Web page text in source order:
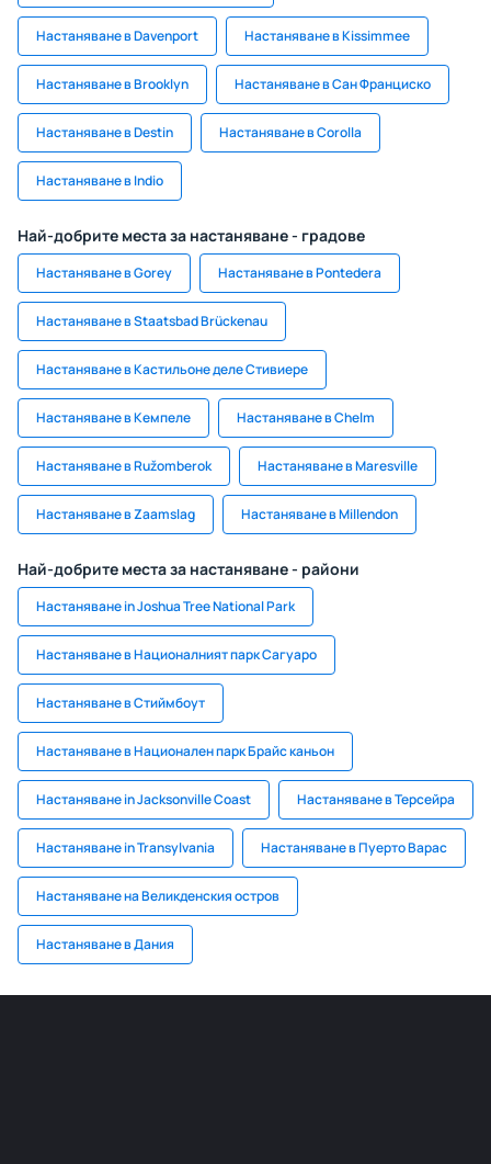
Настаняване в Davenport Настаняване в Kissimmee
Настаняване в Brooklyn Настаняване в Сан Франциско
Настаняване в Destin Настаняване в Corolla
Настаняване в Indio
Най-добрите места за настаняване - градове
Настаняване в Gorey Настаняване в Pontedera
Настаняване в Staatsbad Brückenau
Настаняване в Кастильоне деле Стивиере
Настаняване в Кемпеле Настаняване в Chelm
Настаняване в Ružomberok Настаняване в Maresville
Настаняване в Zaamslag Настаняване в Millendon
Най-добрите места за настаняване - райони
Настаняване in Joshua Tree National Park
Настаняване в Националният парк Сагуаро
Настаняване в Стиймбоут
Настаняване в Национален парк Брайс каньон
Настаняване in Jacksonville Coast Настаняване в Терсейра
Настаняване in Transylvania Настаняване в Пуерто Варас
Настаняване на Великденския остров
Настаняване в Дания